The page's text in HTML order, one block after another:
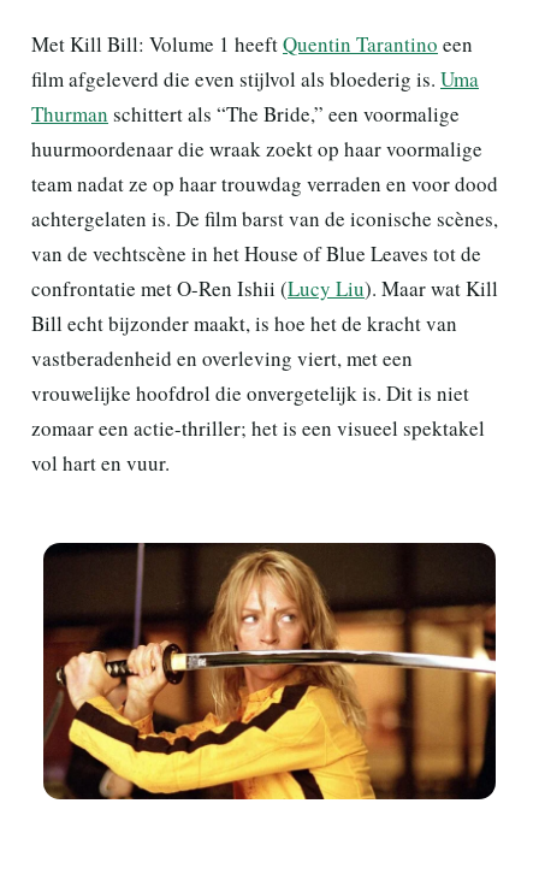
Met Kill Bill: Volume 1 heeftQuentin Tarantino een
film afgeleverd die even stijlvol als bloederig is. Uma
Thurman schittert als “The Bride,” een voormalige
huurmoordenaar die wraak zoekt op haar voormalige
team nadat ze op haar trouwdag verraden en voor dood
achtergelaten is. De film barst van de iconische scènes,
van de vechtscène in het House of Blue Leaves tot de
confrontatie met O-Ren Ishii (Lucy Liu). Maar wat Kill
Bill echt bijzonder maakt, is hoe het de kracht van
vastberadenheid en overleving viert, met een
vrouwelijke hoofdrol die onvergetelijk is. Dit is niet
zomaar een actie-thriller; het is een visueel spektakel
vol hart en vuur.